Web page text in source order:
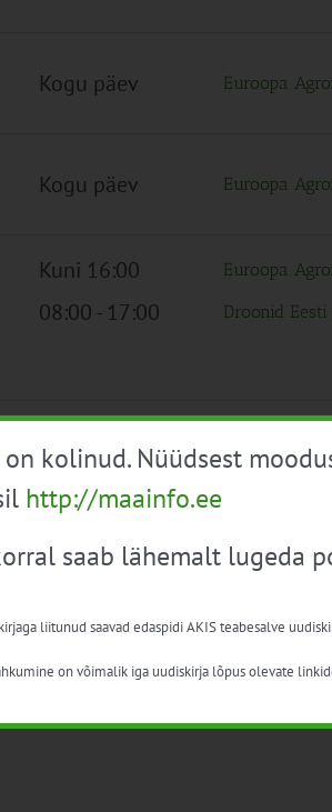
Kogu päev Euroopa
Kogu päev Euroopa
Kuni 16:00 Euroopa
08:00- 17:00 Droonid
kolinud. Nüüdsest
http://maainfo.ee
saab lähemalt lugeda
liitunud saavad edaspidi AKIS teabesalve
on võimalik iga uudiskirja lõpus olevate